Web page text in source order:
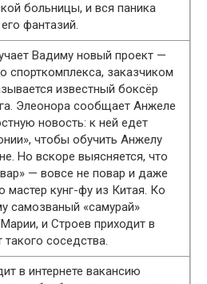
больницы, и вся паника
фантазий.
Вадиму новый проект —
спорткомплекса, заказчиком
известный боксёр
Элеонора сообщает Анжеле
новость: к ней едет
чтобы обучить Анжелу
Но вскоре выясняется, что
— вовсе не повар и даже
мастер кунг-фу из Китая. Ко
самозваный «самурай»
и Строев приходит в
соседства.
в интернете вакансию